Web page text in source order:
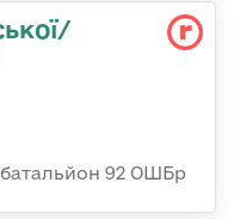
92 ОШБр